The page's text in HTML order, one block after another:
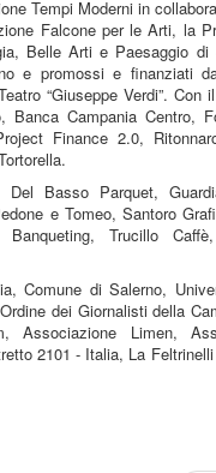
Tempi Moderni in
Falcone per le Arti, la
Belle Arti e Paesaggio di
e promossi e finanziati
“Giuseppe Verdi”. Con
Campania Centro,
Finance 2.0,
Basso Parquet,
e Tomeo, Santoro
Trucillo
Comune di Salerno,
dei Giornalisti della
Associazione Limen,
2101 - Italia, La